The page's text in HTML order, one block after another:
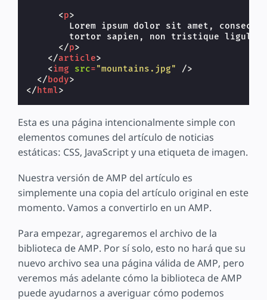
<p>
Lorem ipsum dolor sit amet,
tortor sapien, non tristique ligula
</p>
</article>
<img src="mountains.jpg"
/>
</body>
</ html>
Esta es una página intencionalmente simple con
elementos comunes del artículo de noticias
estáticas: CSS, JavaScript y una etiqueta de imagen.
Nuestra versión de AMP del artículo es
simplemente una copia del artículo original en este
momento. Vamos a convertirlo en un AMP.
Para empezar, agregaremos el archivo de la
biblioteca de AMP. Por sí solo, esto no hará que su
nuevo archivo sea una página válida de AMP, pero
veremos más adelante cómo la biblioteca de AMP
puede ayudarnos a averiguar cómo podemos